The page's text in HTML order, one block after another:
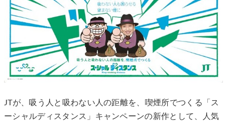
JTが、吸う人と吸わない人の距離を、喫煙所でつくる「ス
ーシャルディスタンス」キャンペーンの新作として、人気